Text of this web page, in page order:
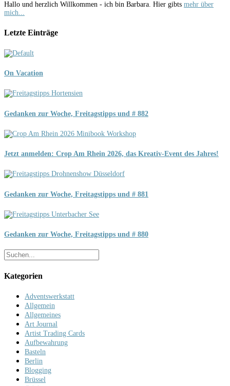
Hallo und herzlich Willkommen - ich bin Barbara. Hier gibts mehr über
mich...
Letzte Einträge
On Vacation
Gedanken zur Woche, Freitagstipps und # 882
Jetzt anmelden: Crop Am Rhein 2026, das Kreativ-Event des Jahres!
Gedanken zur Woche, Freitagstipps und # 881
Gedanken zur Woche, Freitagstipps und # 880
Kategorien
Adventswerkstatt
Allgemein
Allgemeines
Art Journal
Artist Trading Cards
Aufbewahrung
Basteln
Berlin
Blogging
Brüssel